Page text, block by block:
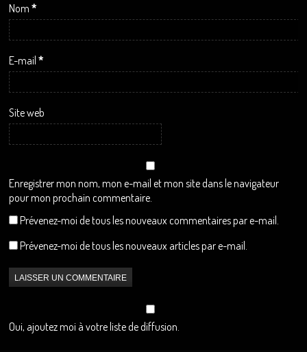
Nom*
E-mail*
Site web
Enregistrer mon nom, mon e-mail et mon site dans le navigateur
pour mon prochain commentaire.
Prévenez-moi de tous les nouveaux commentaires par e-mail.
Prévenez-moi de tous les nouveaux articles par e-mail.
Oui, ajoutez moi à votre liste de diffusion.